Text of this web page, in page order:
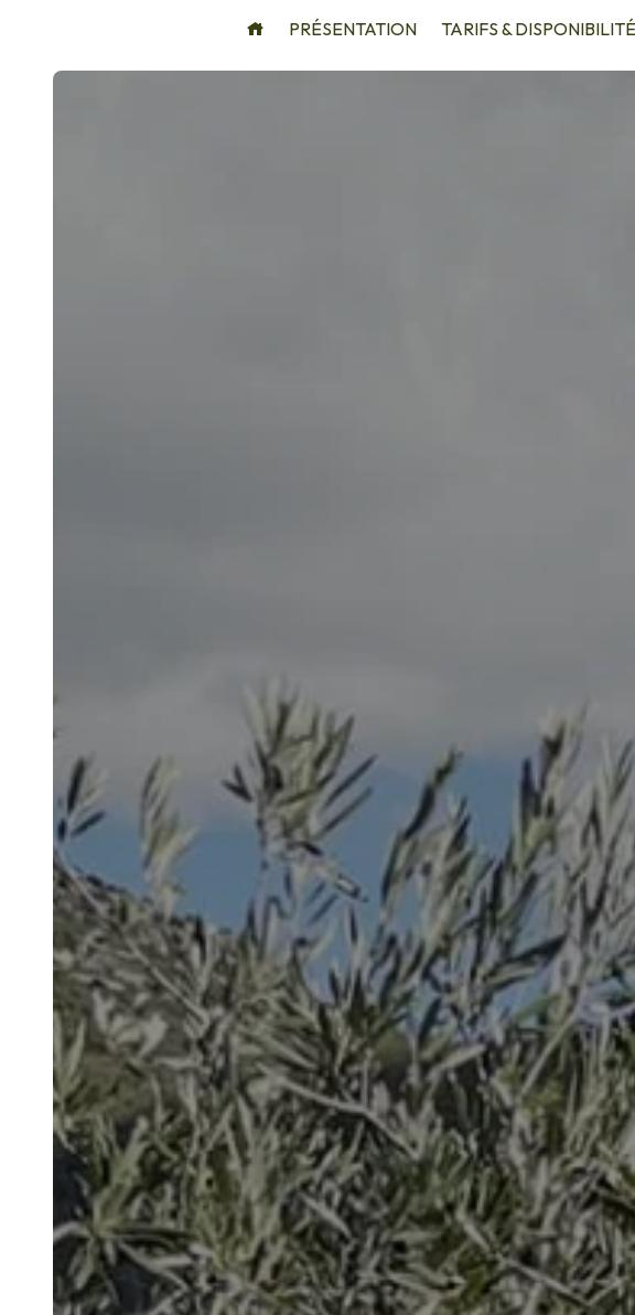
PRÉSENTATION TARIFS &